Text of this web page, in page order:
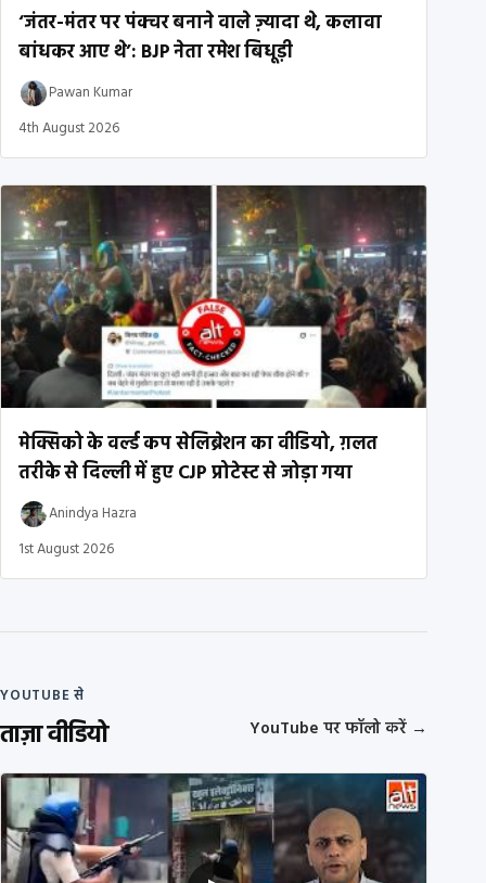
‘जंतर-मंतर पर पंक्चर बनाने वाले ज़्यादा थे, कलावा
बांधकर आए थे’: BJP नेता रमेश बिधूड़ी
Pawan Kumar
4th August 2026
मेक्सिको के वर्ल्ड कप सेलिब्रेशन का वीडियो, ग़लत
तरीके से दिल्ली में हुए CJP प्रोटेस्ट से जोड़ा गया
Anindya Hazra
1st August 2026
YOUTUBE से
ताज़ा वीडियो YouTube पर फॉलो करें →